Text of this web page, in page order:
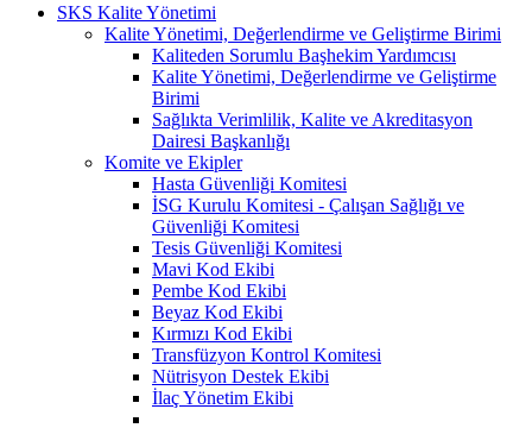
SKS Kalite Yönetimi
Kalite Yönetimi, Değerlendirme ve Geliştirme Birimi
Kaliteden Sorumlu Başhekim Yardımcısı
Kalite Yönetimi, Değerlendirme ve Geliştirme
Birimi
Sağlıkta Verimlilik, Kalite ve Akreditasyon
Dairesi Başkanlığı
Komite ve Ekipler
Hasta Güvenliği Komitesi
İSG Kurulu Komitesi - Çalışan Sağlığı ve
Güvenliği Komitesi
Tesis Güvenliği Komitesi
Mavi Kod Ekibi
Pembe Kod Ekibi
Beyaz Kod Ekibi
Kırmızı Kod Ekibi
Transfüzyon Kontrol Komitesi
Nütrisyon Destek Ekibi
İlaç Yönetim Ekibi